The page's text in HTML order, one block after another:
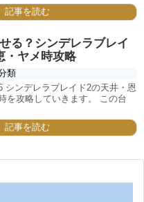
記事を読む
る？シンデレラブレイ
ヤメ時攻略
類
シンデレラブレイド2の天井・恩
を攻略していきます。 この台
記事を読む